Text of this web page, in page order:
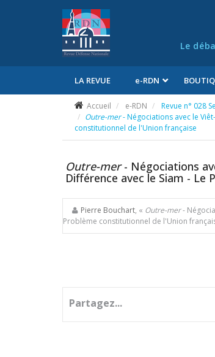
Le
LA REVUE e-RDN
Accueil e-RDN
Revue n° 028
Outre-mer- Négociations avec le
constitutionnel de l'Union française
Outre-mer- Négociations
Différence avec le Siam -
Pierre Bouchart, « Outre-mer-
Problème constitutionnel de l'Union
Partagez...